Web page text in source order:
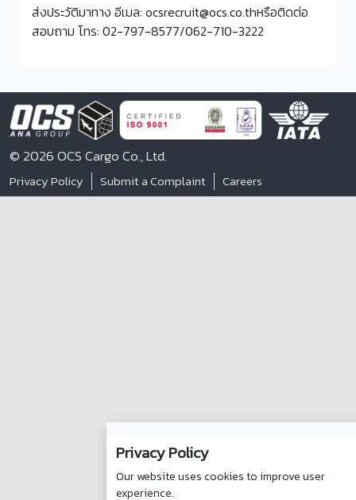
ส่งประวัติมาทาง อีเมล: ocsrecruit@ocs.co.thหรือติดต่อ
สอบถาม โทร: 02-797-8577/062-710-3222
© 2026 OCS Cargo Co., Ltd.
Privacy Policy Submit a Complaint Careers
Privacy Policy
Our website uses cookies to improve user
experience.